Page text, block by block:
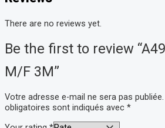
There are no reviews yet.
Be the first to review
M/F 3M”
Votre adresse e-mail ne sera pas publiée.
obligatoires sont indiqués avec *